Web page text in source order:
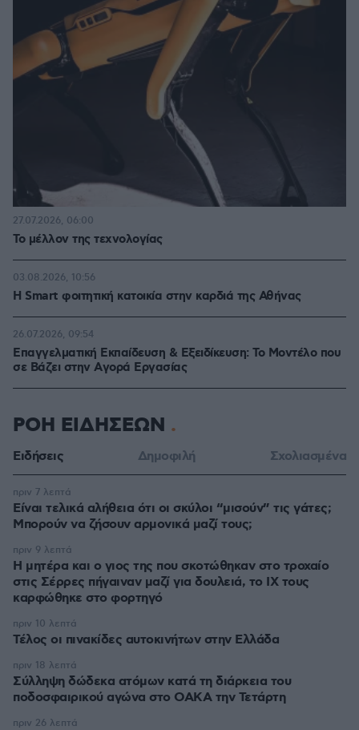
Το μέλλον της τεχνολογίας
27.07.2026, 06:00
Η Smart φοιτητική κατοικία στην καρδιά της Αθήνας
03.08.2026, 10:56
Επαγγελματική Εκπαίδευση & Εξειδίκευση: Το Mοντέλο που
σε Bάζει στην Aγορά Eργασίας
26.07.2026, 09:54
ΡΟΗ ΕΙΔΗΣΕΩΝ
Ειδήσεις Δημοφιλή Σχολιασμένα
Είναι τελικά αλήθεια ότι οι σκύλοι “μισούν” τις γάτες;
Μπορούν να ζήσουν αρμονικά μαζί τους;
πριν 7 λεπτά
Η μητέρα και ο γιος της που σκοτώθηκαν στο τροχαίο
στις Σέρρες πήγαιναν μαζί για δουλειά, το ΙΧ τους
καρφώθηκε στο φορτηγό
πριν 9 λεπτά
Τέλος οι πινακίδες αυτοκινήτων στην Ελλάδα
πριν 10 λεπτά
Σύλληψη δώδεκα ατόμων κατά τη διάρκεια του
ποδοσφαιρικού αγώνα στο ΟΑΚΑ την Τετάρτη
πριν 18 λεπτά
πριν 26 λεπτά